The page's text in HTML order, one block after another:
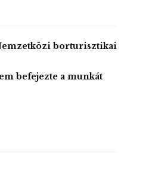
borturisztikai
befejezte a munkát